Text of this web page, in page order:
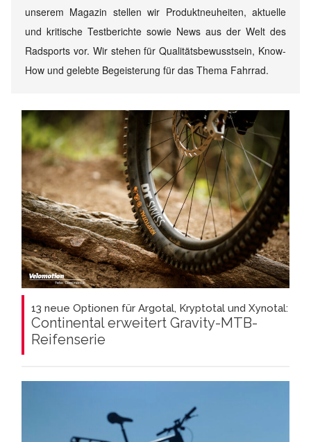
unserem Magazin stellen wir Produktneuheiten, aktuelle
und kritische Testberichte sowie News aus der Welt des
Radsports vor. Wir stehen für Qualitätsbewusstsein, Know-
How und gelebte Begeisterung für das Thema Fahrrad.
13 neue Optionen für Argotal, Kryptotal und Xynotal:
Continental erweitert Gravity-MTB-
Reifenserie